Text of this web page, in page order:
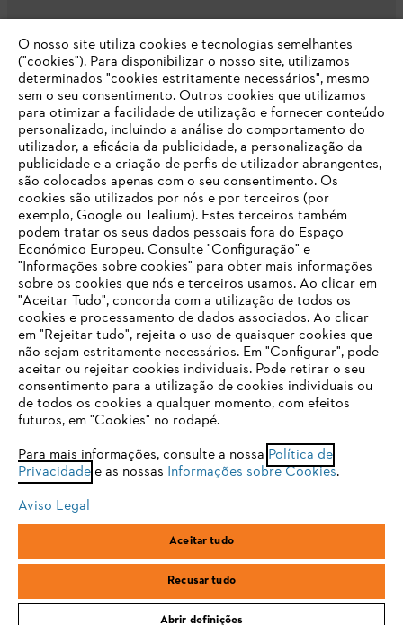
Opções de pagamento
Empresa
FAQs Loja Online
Contacto
Condições gerais de venda Proteção de Dados
Sobre nós
R.C.Emp. Ed.3-P.0-Lj.2
O SEU NAVEGADOR NÃO SUPORTA
ESTE WEBSITE
Está utilizar um navegador que ainda não suportamos. Para
obter o melhor uso de nosso site, recomendamos que altere
para um dos seguintes navegadores:
firefox chrome
safari edge
O nosso site utiliza cookies e tecnologias semelhantes
("cookies"). Para disponibilizar o nosso site, utilizamos
determinados "cookies estritamente necessários", mesmo
sem o seu consentimento. Outros cookies que utilizamos
para otimizar a facilidade de utilização e fornecer conteúdo
personalizado, incluindo a análise do comportamento do
utilizador, a eficácia da publicidade, a personalização da
publicidade e a criação de perfis de utilizador abrangentes,
são colocados apenas com o seu consentimento. Os
cookies são utilizados por nós e por terceiros (por
exemplo, Google ou Tealium). Estes terceiros também
podem tratar os seus dados pessoais fora do Espaço
Económico Europeu. Consulte "Configuração" e
"Informações sobre cookies" para obter mais informações
sobre os cookies que nós e terceiros usamos. Ao clicar em
"Aceitar Tudo", concorda com a utilização de todos os
cookies e processamento de dados associados. Ao clicar
em "Rejeitar tudo", rejeita o uso de quaisquer cookies que
não sejam estritamente necessários. Em "Configurar", pode
aceitar ou rejeitar cookies individuais. Pode retirar o seu
consentimento para a utilização de cookies individuais ou
de todos os cookies a qualquer momento, com efeitos
futuros, em "Cookies" no rodapé.
Para mais informações, consulte a nossa Política de
Privacidadee as nossas Informações sobre Cookies.
Aviso Legal
Aceitar tudo
Recusar tudo
Abrir definições